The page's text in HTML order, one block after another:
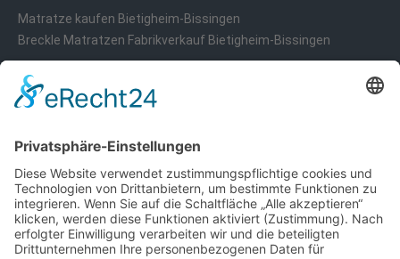
Matratze kaufen Bietigheim-Bissingen
Breckle Matratzen Fabrikverkauf Bietigheim-Bissingen